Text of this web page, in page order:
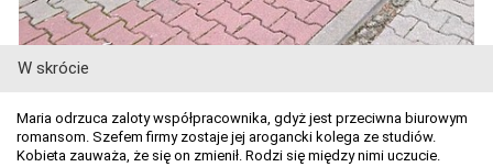
W skrócie
Maria odrzuca zaloty współpracownika, gdyż jest przeciwna biurowym
romansom. Szefem firmy zostaje jej arogancki kolega ze studiów.
Kobieta zauważa, że się on zmienił. Rodzi się między nimi uczucie.